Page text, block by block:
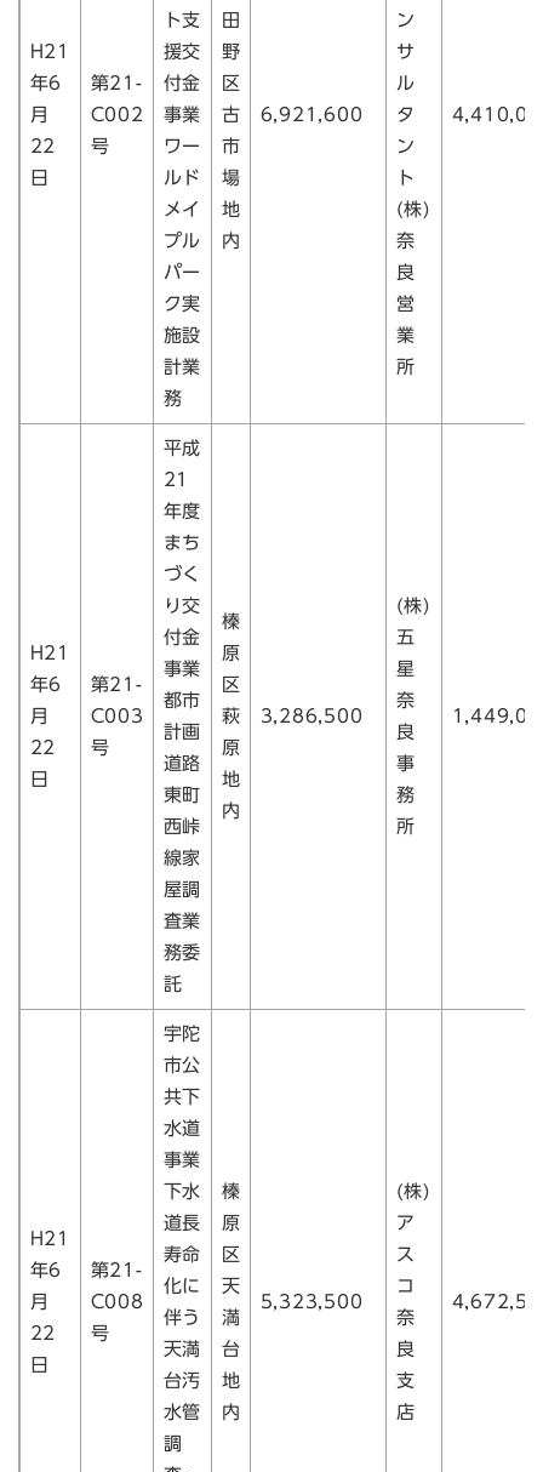
H21
年6
月
22
日
第21-
C002
号
ト支
援交
付金
事業
ワー
ルド
メイ
プル
パー
ク実
施設
計業
務
田
野
区
古
市
場
地
内
6,921,600
ン
サ
ル
タ
ン
ト
(株)
奈
良
営
業
所
H21
年6
月
22
日
第21-
C003
号
平成
21
年度
まち
づく
り交
付金
事業
都市
計画
道路
東町
西峠
線家
屋調
査業
務委
託
榛
原
区
萩
原
地
内
3,286,500
(株)
五
星
奈
良
事
務
所
H21
年6
月
22
日
第21-
C008
号
宇陀
市公
共下
水道
事業
下水
道長
寿命
化に
伴う
天満
台汚
水管
調
榛
原
区
天
満
台
地
内
5,323,500
(株)
ア
ス
コ
奈
良
支
店